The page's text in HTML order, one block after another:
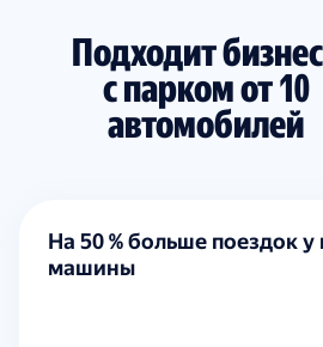
Подходит
с парком от 10
автомобилей
На 50 % больше поездок
машины